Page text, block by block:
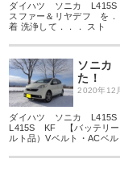
ダイハツ ソニカ
スファー＆リヤデフ を
着 洗浄して．．． スト
ソニカ
た！
2020年12
ダイハツ ソニカ
L415S KF 【バッテリー
ルト品）Vベルト・ACベ